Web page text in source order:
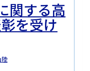
関する高
を受け
陸